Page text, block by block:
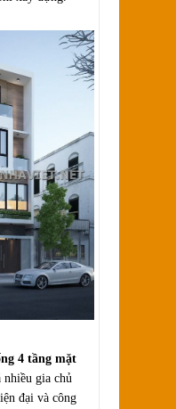
4 tầng mặt
nhiều gia chủ
đại và công